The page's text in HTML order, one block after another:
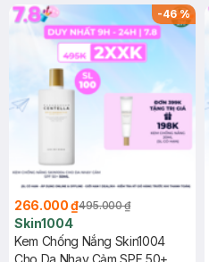
25ml (SL Có Hạn)
-46%
266.000 ₫495.000 ₫
Skin1004
Kem Chống Nắng Skin1004
Cho Da Nhạy Cảm SPF 50+